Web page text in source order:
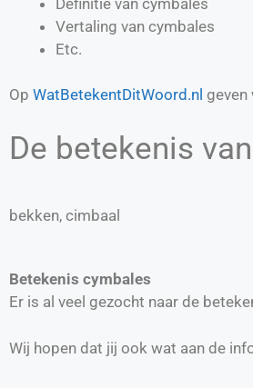
Vertaling van cymbales
Etc.
Op WatBetekentDitWoord.nl geven
De betekenis
bekken, cimbaal
Betekenis cymbales
Er is al veel gezocht naar de
Wij hopen dat jij ook wat aan de